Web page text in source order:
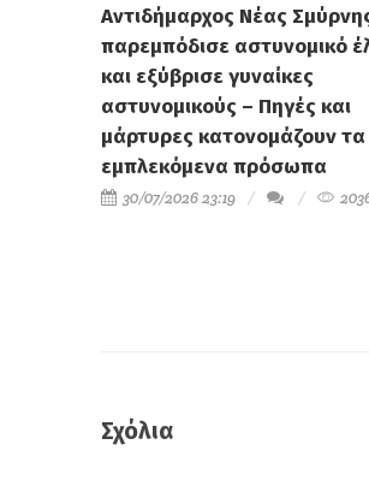
Αντιδήμαρχος Νέας
παρεμπόδισε αστυνομικό
και εξύβρισε γυναίκες
αστυνομικούς – Πηγές και
μάρτυρες κατονομάζουν τα
εμπλεκόμενα πρόσωπα
30/07/2026 23:19
Σχόλια